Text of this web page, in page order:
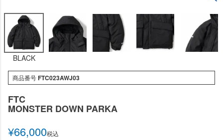
BLACK
商品番号FTC023AWJ03
FTC
MONSTER DOWN PARKA
¥66,000税込